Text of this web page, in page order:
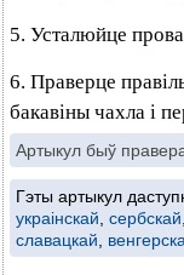
5. Усталюйце
6. Праверце
бакавіны чахла і
Артыкул быў
Гэты артыкул
украінскай сербскай
славацкай